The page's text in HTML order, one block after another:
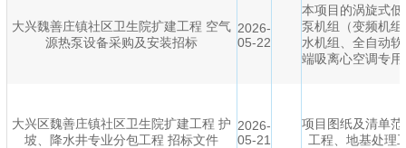
大兴魏善庄镇社区卫生院扩建工程 空气
源热泵设备采购及安装招标
2026-
05-22
本项目的涡旋式
泵机组（变频机
水机组、全自动
端吸离心空调专
大兴区魏善庄镇社区卫生院扩建工程 护
坡、降水井专业分包工程 招标文件
2026-
05-21
项目图纸及清单
工程、地基处理